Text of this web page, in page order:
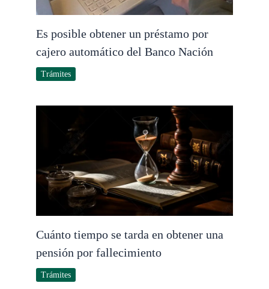
Es posible obtener un préstamo por
cajero automático del Banco Nación
Trámites
Cuánto tiempo se tarda en obtener una
pensión por fallecimiento
Trámites